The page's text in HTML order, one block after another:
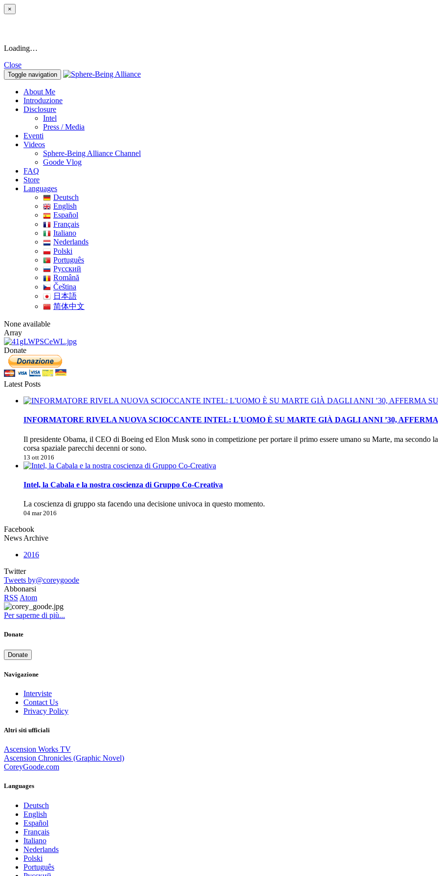
×
Loading…
Close
Toggle navigation
About Me
Introduzione
Disclosure
Intel
Press / Media
Eventi
Videos
Sphere-Being Alliance Channel
Goode Vlog
FAQ
Store
Languages
Deutsch
English
Español
Français
Italiano
Nederlands
Polski
Português
Pусский
Română
Čeština
日本語
简体中文
None available
Array
Donate
Latest Posts
INFORMATORE RIVELA NUOVA SCIOCCANTE INTEL: L'UOMO È SU MARTE GIÀ DAGLI ANNI ’30,
Il presidente Obama, il CEO di Boeing ed Elon Musk sono in competizione per portare il primo essere umano su Marte, ma secondo
corsa spaziale parecchi decenni or sono.
13 ott 2016
Intel, la Cabala e la nostra coscienza di Gruppo Co-Creativa
La coscienza di gruppo sta facendo una decisione univoca in questo momento.
04 mar 2016
Facebook
News Archive
2016
Twitter
Tweets by@coreygoode
Abbonarsi
RSS Atom
Per saperne di più...
Donate
Donate
Navigazione
Interviste
Contact Us
Privacy Policy
Altri siti ufficiali
Ascension Works TV
Ascension Chronicles (Graphic Novel)
CoreyGoode.com
Languages
Deutsch
English
Español
Français
Italiano
Nederlands
Polski
Português